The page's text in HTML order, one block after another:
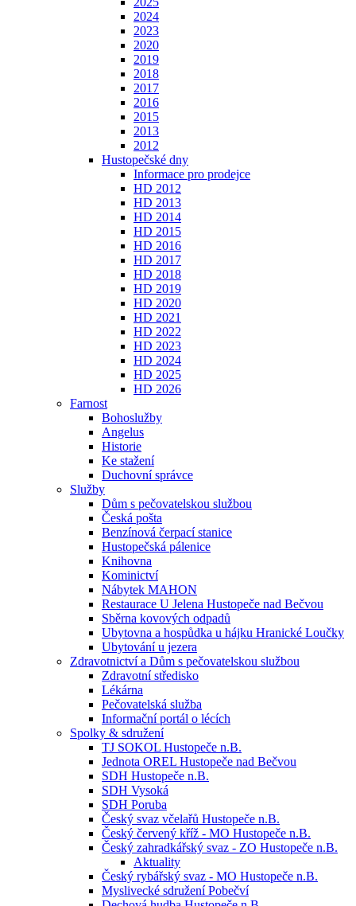
2024
2023
2020
2019
2018
2017
2016
2015
2013
2012
Hustopečské dny
Informace pro prodejce
HD 2012
HD 2013
HD 2014
HD 2015
HD 2016
HD 2017
HD 2018
HD 2019
HD 2020
HD 2021
HD 2022
HD 2023
HD 2024
HD 2025
HD 2026
Farnost
Bohoslužby
Angelus
Historie
Ke stažení
Duchovní správce
Služby
Dům s pečovatelskou službou
Česká pošta
Benzínová čerpací stanice
Hustopečská pálenice
Knihovna
Kominictví
Nábytek MAHON
Restaurace U Jelena Hustopeče nad Bečvou
Sběrna kovových odpadů
Ubytovna a hospůdka u hájku Hranické Loučky
Ubytování u jezera
Zdravotnictví a Dům s pečovatelskou službou
Zdravotní středisko
Lékárna
Pečovatelská služba
Informační portál o lécích
Spolky & sdružení
TJ SOKOL Hustopeče n.B.
Jednota OREL Hustopeče nad Bečvou
SDH Hustopeče n.B.
SDH Vysoká
SDH Poruba
Český svaz včelařů Hustopeče n.B.
Český červený kříž - MO Hustopeče n.B.
Český zahradkářský svaz - ZO Hustopeče n.B.
Aktuality
Český rybářský svaz - MO Hustopeče n.B.
Myslivecké sdružení Pobečví